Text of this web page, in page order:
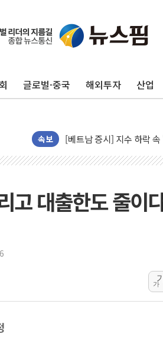
글로벌·중국 해외투자 산업
속보
김정관 장관 "영업이익
뉴욕증시 프리뷰, 미 주가
청와대, 북한 단거리 탄도
[인도증시] 중동 긴장 완화
러, 1인칭시점 드론으로
'월가의 황제' 다이먼 "금
양주 섬유염색공장서 화
해군 1함대 창설 80주년…
[3보] 북, 원산서 동해로
우크라 드론 전술, 중남
주한미군 "오산기지 누출
구미 폐염산처리업체서
해군과 함께하는 '불금전파,
강원도 폭염특보 11일째
[코인 시황] 비트코인,
고 대출한도 줄이
가